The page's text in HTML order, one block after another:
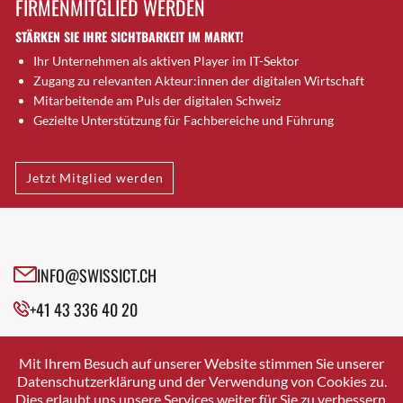
Brütten
Bubendorf
Bubikon
Buchs (SG)
Burgdorf
Bülach
Cazis
Cham
Davos Platz
Davos Platz 1
Dietikon
Dietlikon
FIRMENMITGLIED WERDEN
STÄRKEN SIE IHRE SICHTBARKEIT IM MARKT!
Ihr Unternehmen als aktiven Player im IT-Sektor
Zugang zu relevanten Akteur:innen der digitalen Wirtschaft
Mitarbeitende am Puls der digitalen Schweiz
Gezielte Unterstützung für Fachbereiche und Führung
Jetzt Mitglied werden
INFO@SWISSICT.CH
+41 43 336 40 20
SWISSICT
VULKANSTRASSE 120
8048 ZURICH
Mit Ihrem Besuch auf unserer Website stimmen Sie unserer
Datenschutzerklärung und der Verwendung von Cookies zu.
Dies erlaubt uns unsere Services weiter für Sie zu verbessern.